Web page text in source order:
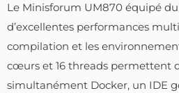
Le Minisforum UM870 équipé
d’excellentes performances
compilation et les
cœurs et 16 threads permettent
simultanément Docker, un IDE